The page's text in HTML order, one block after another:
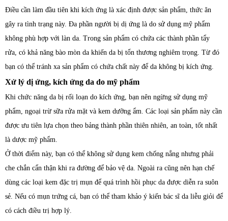
Điều cần làm đầu tiên khi kích ứng là xác định được sản phẩm, thức ăn
gây ra tình trạng này. Đa phần người bị dị ứng là do sử dụng mỹ phẩm
không phù hợp với làn da. Trong sản phẩm có chứa các thành phần tẩy
rửa, có khả năng bào mòn da khiến da bị tổn thương nghiêm trọng. Từ đó
bạn có thể tránh xa sản phẩm có chứa chất này để da không bị kích ứng.
Xử lý dị ứng, kích ứng da do mỹ phẩm
Khi chức năng da bị rối loạn do kích ứng, bạn nên ngừng sử dụng mỹ
phẩm, ngoại trừ sữa rửa mặt và kem dưỡng ẩm. Các loại sản phẩm này cần
được ưu tiên lựa chọn theo bảng thành phần thiên nhiên, an toàn, tốt nhất
là dược mỹ phẩm.
Ở thời điểm này, bạn có thể không sử dụng kem chống nắng nhưng phải
che chắn cẩn thận khi ra đường để bảo vệ da. Ngoài ra cũng nên hạn chế
dùng các loại kem đặc trị mụn để quá trình hồi phục da được diễn ra suôn
sẻ. Nếu có mụn trứng cá, bạn có thể tham khảo ý kiến bác sĩ da liễu giỏi để
có cách điều trị hợp lý.